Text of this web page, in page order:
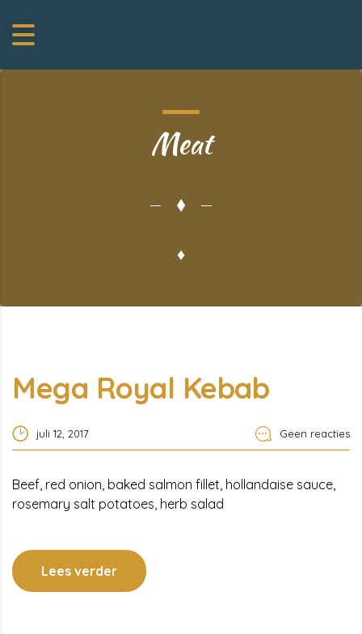
Meat
♦
Mega Royal Kebab
juli 12, 2017 Geen reacties
Beef, red onion, baked salmon fillet, hollandaise sauce,
rosemary salt potatoes, herb salad
Lees verder